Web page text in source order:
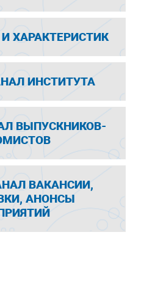
ХАРАКТЕРИСТИК
ИНСТИТУТА
ВЫПУСКНИКОВ-
ВАКАНСИИ,
АНОНСЫ